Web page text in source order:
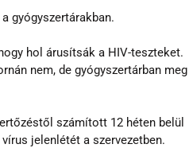
gyógyszertárakban.
hol árusítsák a HIV-teszteket.
nem, de gyógyszertárban meg
számított 12 héten belül
jelenlétét a szervezetben.